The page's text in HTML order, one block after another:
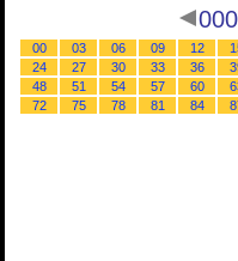
000
00 03 06 09 12
24
27 30 33 36
48
51 54 57 60
72
75 78 81 84